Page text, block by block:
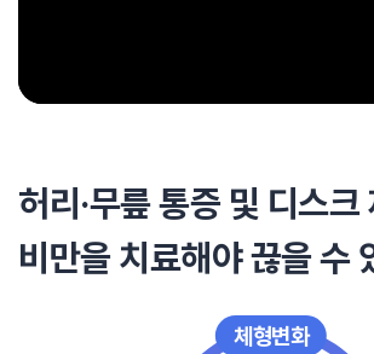
허리·무릎 통증 및 디스크
비만을 치료해야 끊을 수
체형변화